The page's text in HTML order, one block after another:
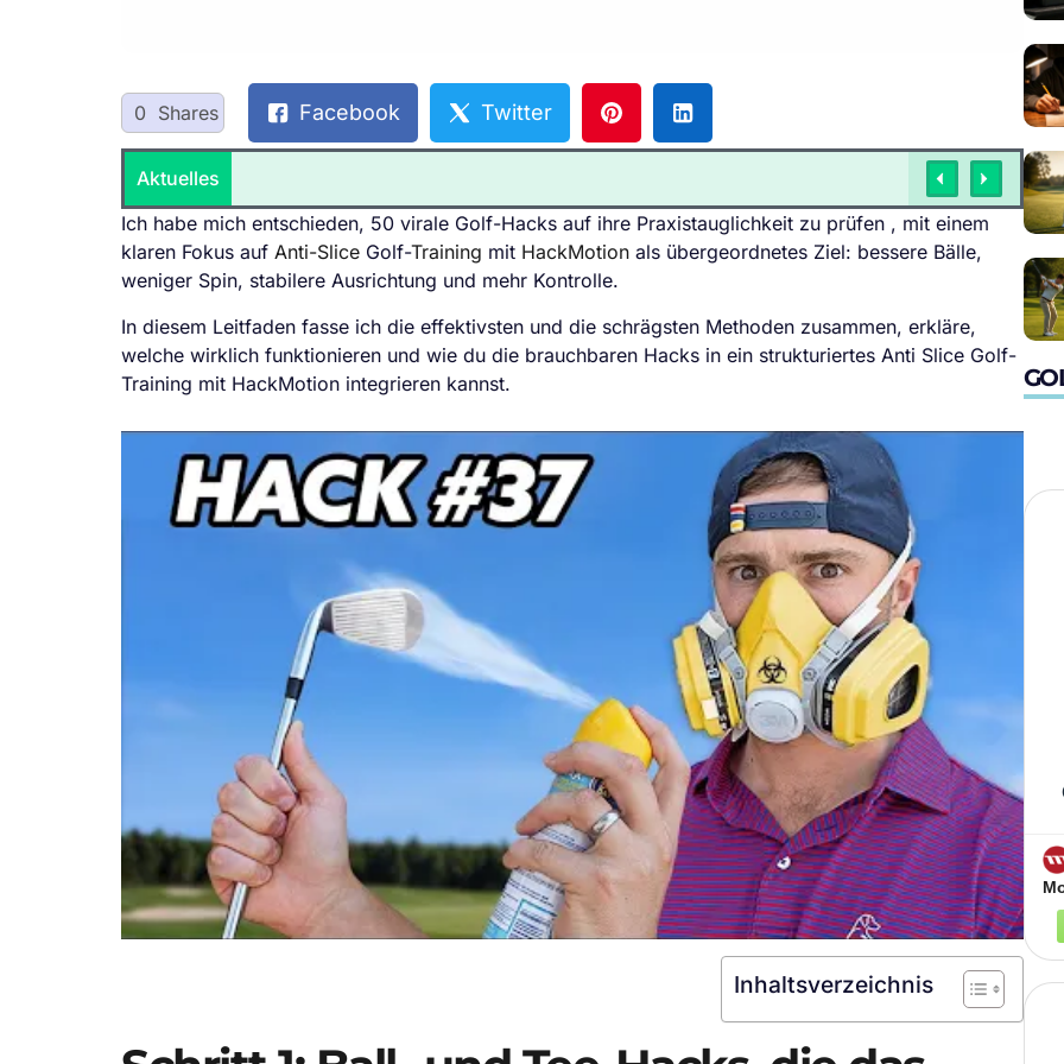
0 Shares Facebook Twitter
Aktuelles
Ich habe mich entschieden, 50 virale Golf-Hacks auf ihre Praxistauglichkeit zu prüfen , mit einem
klaren Fokus auf Anti-Slice Golf-Training mit HackMotion als übergeordnetes Ziel: bessere Bälle,
weniger Spin, stabilere Ausrichtung und mehr Kontrolle.
In diesem Leitfaden fasse ich die effektivsten und die schrägsten Methoden zusammen, erkläre,
welche wirklich funktionieren und wie du die brauchbaren Hacks in ein strukturiertes Anti Slice Golf-
Training mit HackMotion integrieren kannst.
Inhaltsverzeichnis